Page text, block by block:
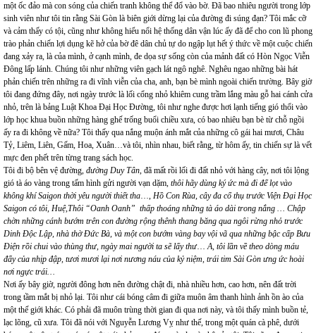
một ốc đảo mà con sóng của chiến tranh không thể đổ vào bờ. Đã bao nhiêu người trong lớp
sinh viên như tôi tin rằng Sài Gòn là biên giới dừng lại của đường đi súng đạn? Tôi mắc cỡ
và cảm thấy có tội, cũng như không hiểu nổi hệ thống dân vận lúc ấy đã để cho con lũ phong
trào phản chiến lợi dụng kẽ hở của bờ đê dân chủ tự do ngập lụt hết ý thức về một cuộc chiến
đang xảy ra, là của mình, ở cạnh mình, đe dọa sự sống còn của mảnh đất có Hòn Ngọc Viễn
Đông lấp lánh. Chúng tôi như những viên gạch lát ngô nghê. Nghêu ngao những bài hát
phản chiến trên những ra đi vĩnh viễn của cha, anh, bạn bè mình ngoài chiến trường. Bây giờ
tôi đang đứng đây, nơi ngày trước là lối cổng nhỏ khiêm cung trầm lắng màu gỗ hai cánh cửa
nhỏ, trên là bảng Luật Khoa Đại Học Đường, tôi như nghe được hơi lạnh tiếng gió thổi vào
lớp học khua buồn những hàng ghế trống buổi chiều xưa, có bao nhiêu bạn bè từ chỗ ngồi
ấy ra đi không về nữa? Tôi thấy qua nắng muộn ánh mắt của những cô gái hai mươi, Châu
Tỷ, Liêm, Liên, Gấm, Hoa, Xuân…và tôi, nhìn nhau, biết rằng, từ hôm ấy, tin chiến sự là vết
mực đen phết trên từng trang sách học.
Tôi đi bộ bên vệ đường, đường Duy Tân, đã mất rồi lối đi đất nhỏ với hàng cây, nơi tôi lộng
gió tà áo vàng trong tấm hình gửi người vạn dặm, thôi hãy dùng ký ức mà đi để lọt vào
không khí Saigon thời yêu người thiết tha…, Hồ Con Rùa, cây đa cổ thụ trước Viện Đại Học
Saigon có tôi, Huệ,Thôi “Oanh Oanh” thấp thoáng những tà áo dài trong nắng … Chập
chờn những cánh bướm trên con đường rộng thênh thang băng qua ngôi rừng nhỏ trước
Dinh Độc Lập, nhà thờ Đức Bà, và một con bướm vàng bay vội vã qua những bậc cấp Bưu
Điện rồi chui vào thùng thư, ngày mai người ta sẽ lấy thư… A, tôi lần về theo dòng máu
đẩy của nhịp đập, tươi mươi lại nơi nương náu của kỷ niệm, trái tim Sài Gòn ưng ức hoài
nơi ngực trái…
Nơi ấy bây giờ, người đông hơn nên đường chật đi, nhà nhiều hơn, cao hơn, nên đất trời
trong tầm mắt bị nhỏ lại. Tôi như cái bóng câm đi giữa muôn âm thanh hình ảnh ồn ào của
một thế giới khác. Có phải đã muôn trùng thời gian đi qua nơi này, và tôi thấy mình buồn tẻ,
lạc lõng, cũ xưa. Tôi đã nói với Nguyễn Lương Vỵ như thế, trong một quán cà phê, dưới